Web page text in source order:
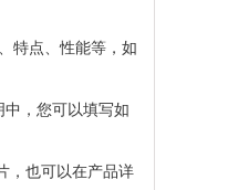
特点、性能等，如
，您可以填写如
，也可以在产品详